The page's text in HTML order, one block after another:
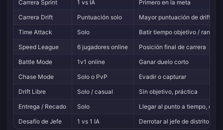
Carrera Sprint 1 vs IA
Primero en la meta
Carrera Drift
Puntuación solo
Mayor puntuación de drift
Time Attack
Solo
Batir tiempo objetivo / ranking
Speed League
6 jugadores online
Posición final de carrera
Battle Mode
1v1 online
Ganar duelo corto
Chase Mode
Solo o PvP
Evadir o capturar
Drift Libre
Solo / casual
Sin objetivo, práctica
Entrega / Recado
Solo
Llegar al punto a tiempo,
Desafío de Jefe
1 vs 1 IA Derrotar al jefe de distrito